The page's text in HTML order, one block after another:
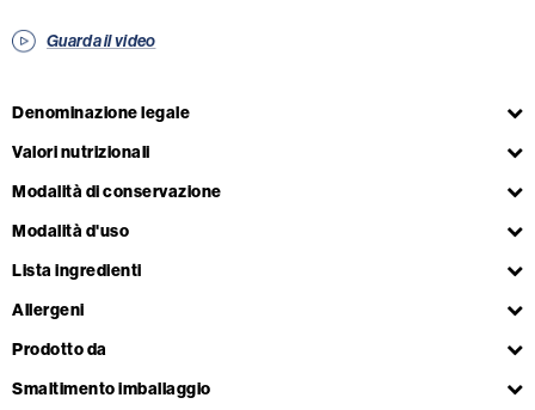
Guarda il video
Denominazione legale
Valori nutrizionali
Modalità di conservazione
Modalità d'uso
Lista ingredienti
Allergeni
Prodotto da
Smaltimento imballaggio